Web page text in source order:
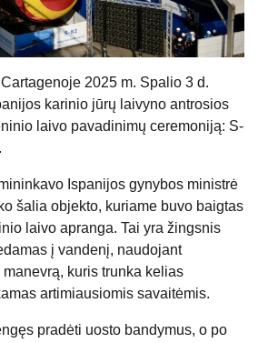
2025 m. Spalio 3 d.
karinio jūrų laivyno antrosios
laivo pavadinimų ceremoniją: S-
.
Ispanijos gynybos ministrė
šalia objekto, kuriame buvo baigtas
laivo apranga. Tai yra žingsnis
į vandenį, naudojant
kuris trunka kelias
artimiausiomis savaitėmis.
pradėti uosto bandymus, o po